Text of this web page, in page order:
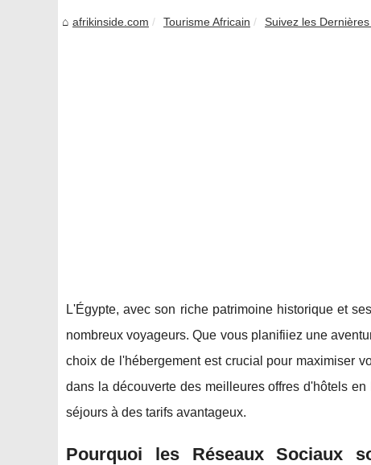
afrikinside.com Tourisme Africain Suivez les
L'Égypte, avec son riche patrimoine historique et
nombreux voyageurs. Que vous planifiiez une
choix de l'hébergement est crucial pour maximiser
dans la découverte des meilleures offres d'hôtels
séjours à des tarifs avantageux.
Pourquoi les Réseaux Sociaux